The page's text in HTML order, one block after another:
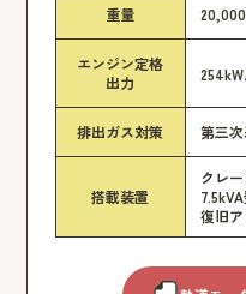
重量
エンジン定格
出力
排出ガス対策 第三
搭載装置
クレ
復旧